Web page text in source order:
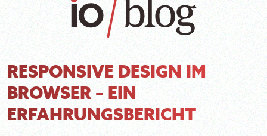
RESPONSIVE DESIGN IM
BROWSER – EIN
ERFAHRUNGSBERICHT